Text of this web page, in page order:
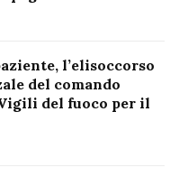
l’elisoccorso
del comando
del fuoco per il